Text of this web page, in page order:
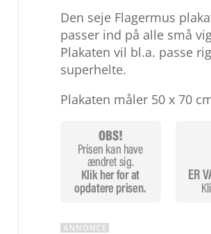
ud af 5
baseret
på
kundebedø
mmelser
Den seje Flagermus
passer ind på alle små
Plakaten vil bl.a. passe
superhelte.
Plakaten måler 50 x 70